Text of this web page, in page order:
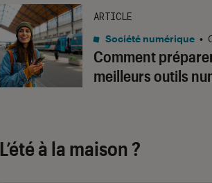
Comment
meilleurs outils
ARTICLE
Société numérique •
L’été à la maison ?